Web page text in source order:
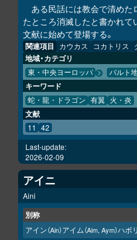
ある民話には教会で清めた
たところ消滅したと書かれ
文献に始めて登場する。
関連項目 カウカス コカトリス
地域・カテゴリ
東・中央ヨーロッパ バルト
キーワード
蛇・龍・ドラゴン 有翼 火・炎
文献
11 42
Last-update:
2026-02-09
アイニ
Aini
別称
アイン（Ain）アイム（Aim, Aym）ハボ